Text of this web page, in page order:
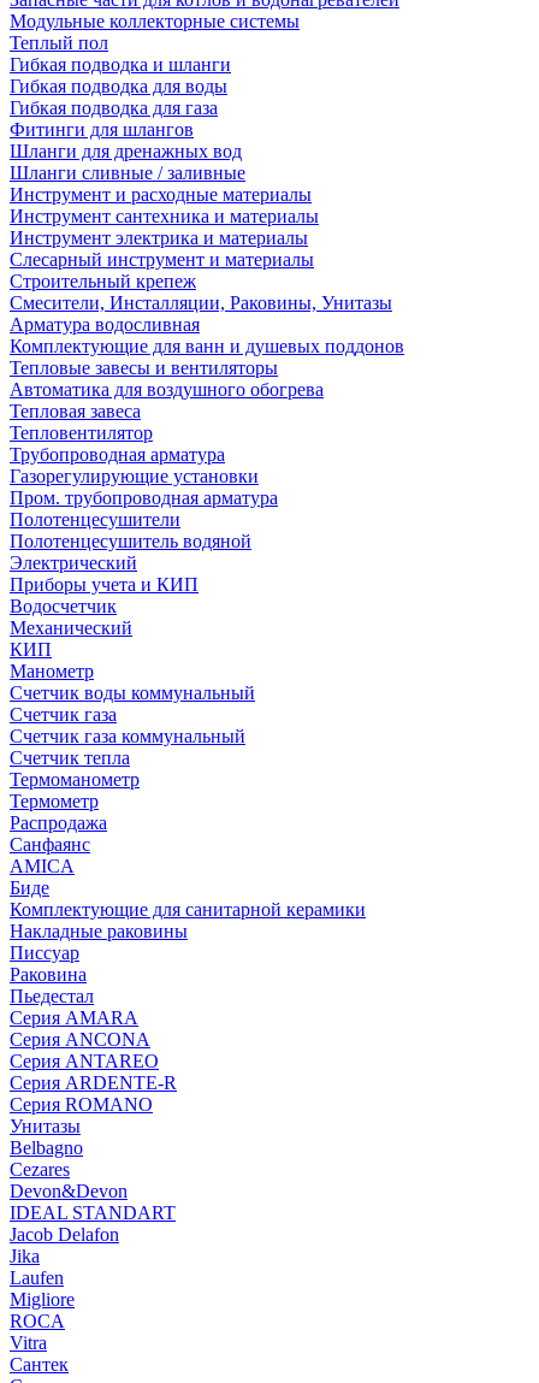
Модульные коллекторные системы
Теплый пол
Гибкая подводка и шланги
Гибкая подводка для воды
Гибкая подводка для газа
Фитинги для шлангов
Шланги для дренажных вод
Шланги сливные / заливные
Инструмент и расходные материалы
Инструмент сантехника и материалы
Инструмент электрика и материалы
Слесарный инструмент и материалы
Строительный крепеж
Смесители, Инсталляции, Раковины, Унитазы
Арматура водосливная
Комплектующие для ванн и душевых поддонов
Тепловые завесы и вентиляторы
Автоматика для воздушного обогрева
Тепловая завеса
Тепловентилятор
Трубопроводная арматура
Газорегулирующие установки
Пром. трубопроводная арматура
Полотенцесушители
Полотенцесушитель водяной
Электрический
Приборы учета и КИП
Водосчетчик
Механический
КИП
Манометр
Счетчик воды коммунальный
Счетчик газа
Счетчик газа коммунальный
Счетчик тепла
Термоманометр
Термометр
Распродажа
Санфаянс
AMICA
Биде
Комплектующие для санитарной керамики
Накладные раковины
Писсуар
Раковина
Пьедестал
Серия AMARA
Серия ANCONA
Серия ANTAREO
Серия ARDENTE-R
Серия ROMANO
Унитазы
Belbagno
Cezares
Devon&Devon
IDEAL STANDART
Jacob Delafon
Jika
Laufen
Migliore
ROCA
Vitra
Сантек